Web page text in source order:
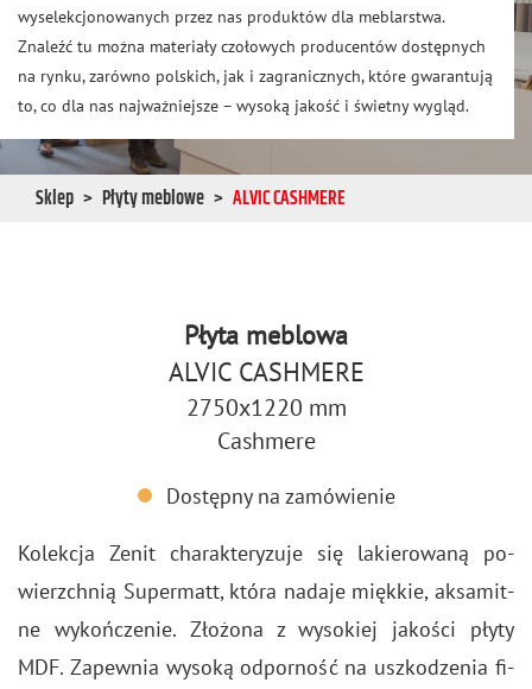
wyselekcjonowanych przez nas produktów dla meblarstwa.
Znaleźć tu można materiały czołowych producentów dostępnych
na rynku, zarówno polskich, jak i zagranicznych, które gwarantują
to, co dla nas najważniejsze – wysoką jakość i świetny wygląd.
Sklep Płyty meblowe ALVIC CASHMERE
Płyta meblowa
ALVIC CASHMERE
2750x1220 mm
Cashmere
Dostępny na zamówienie
Ko­lek­cja Zenit cha­rak­te­ry­zu­je się la­kie­ro­wa­ną po­
wierzch­nią Su­per­matt, która na­da­je mięk­kie, ak­sa­mit­
ne wy­koń­cze­nie. Zło­żo­na z wy­so­kiej ja­ko­ści płyty
MDF. Za­pew­nia wy­so­ką od­por­ność na uszko­dze­nia fi­